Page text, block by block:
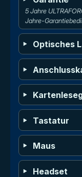
5 Jahre
Jahre-
Optisches
Tastatur
Maus
Headset